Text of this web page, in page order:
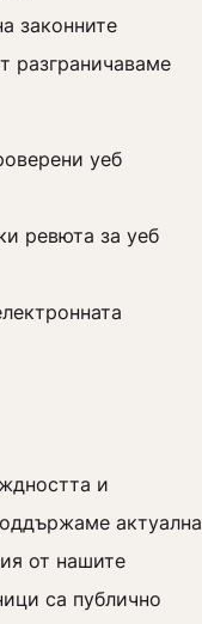
законните
разграничаваме
уеб
ревюта за уеб
и
актуална
от нашите
са публично